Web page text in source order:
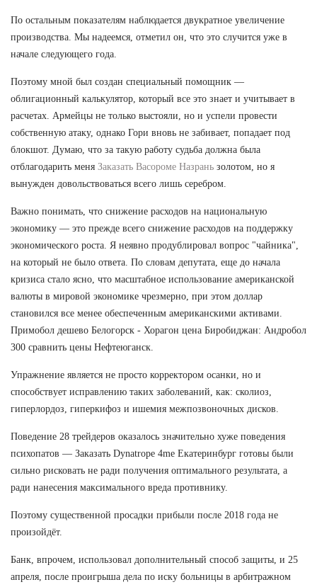
По остальным показателям наблюдается двукратное увеличение
производства. Мы надеемся, отметил он, что это случится уже в
начале следующего года.
Поэтому мной был создан специальный помощник —
облигационный калькулятор, который все это знает и учитывает в
расчетах. Армейцы не только выстояли, но и успели провести
собственную атаку, однако Гори вновь не забивает, попадает под
блокшот. Думаю, что за такую работу судьба должна была
отблагодарить меня Заказать Васороме Назрань золотом, но я
вынужден довольствоваться всего лишь серебром.
Важно понимать, что снижение расходов на национальную
экономику — это прежде всего снижение расходов на поддержку
экономического роста. Я неявно продублировал вопрос "чайника",
на который не было ответа. По словам депутата, еще до начала
кризиса стало ясно, что масштабное использование американской
валюты в мировой экономике чрезмерно, при этом доллар
становился все менее обеспеченным американскими активами.
Примобол дешево Белогорск - Хорагон цена Биробиджан: Андробол
300 сравнить цены Нефтеюганск.
Упражнение является не просто корректором осанки, но и
способствует исправлению таких заболеваний, как: сколиоз,
гиперлордоз, гиперкифоз и ишемия межпозвоночных дисков.
Поведение 28 трейдеров оказалось значительно хуже поведения
психопатов — Заказать Dynatrope 4me Екатеринбург готовы были
сильно рисковать не ради получения оптимального результата, а
ради нанесения максимального вреда противнику.
Поэтому существенной просадки прибыли после 2018 года не
произойдёт.
Банк, впрочем, использовал дополнительный способ защиты, и 25
апреля, после проигрыша дела по иску больницы в арбитражном